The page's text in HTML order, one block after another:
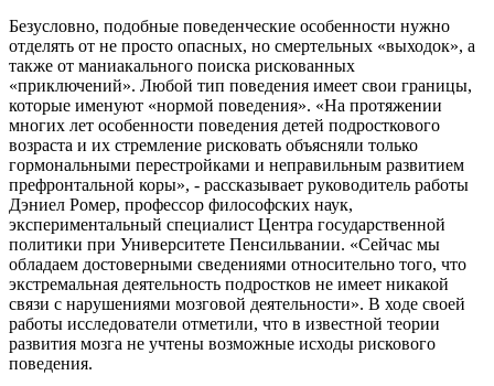
Безусловно, подобные поведенческие особенности нужно
отделять от не просто опасных, но смертельных «выходок», а
также от маниакального поиска рискованных
«приключений». Любой тип поведения имеет свои границы,
которые именуют «нормой поведения». «На протяжении
многих лет особенности поведения детей подросткового
возраста и их стремление рисковать объясняли только
гормональными перестройками и неправильным развитием
префронтальной коры», - рассказывает руководитель работы
Дэниел Ромер, профессор философских наук,
экспериментальный специалист Центра государственной
политики при Университете Пенсильвании. «Сейчас мы
обладаем достоверными сведениями относительно того, что
экстремальная деятельность подростков не имеет никакой
связи с нарушениями мозговой деятельности». В ходе своей
работы исследователи отметили, что в известной теории
развития мозга не учтены возможные исходы рискового
поведения.